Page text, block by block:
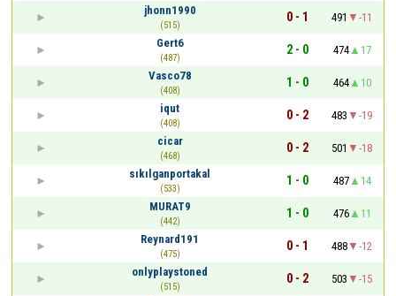
jhonn1990
(515)
0 - 1 491
-11
Gert6
(487)
2 - 0 474
17
Vasco78
(408)
1 - 0 464
10
iqut
(408)
0 - 2 483
-19
cicar
(468)
0 - 2 501
-18
sıkılganportakal
(533)
1 - 0 487
14
MURAT9
(442)
1 - 0 476
11
Reynard191
(475)
0 - 1 488
-12
onlyplaystoned
(515)
0 - 2 503
-15